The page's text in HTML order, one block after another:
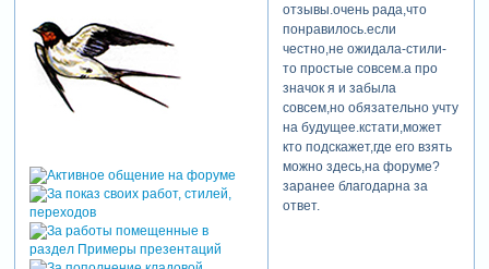
отзывы.очень рада,что
понравилось.если
честно,не ожидала-стили-
то простые совсем.а про
значок я и забыла
совсем,но обязательно учту
на будущее.кстати,может
кто подскажет,где его взять
можно здесь,на форуме?
заранее благодарна за
ответ.